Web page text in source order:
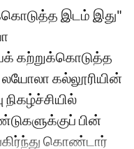
இடம் இது"
கற்றுக்கொடுத்த
கல்லூரியின்
பின்
கொண்டார்